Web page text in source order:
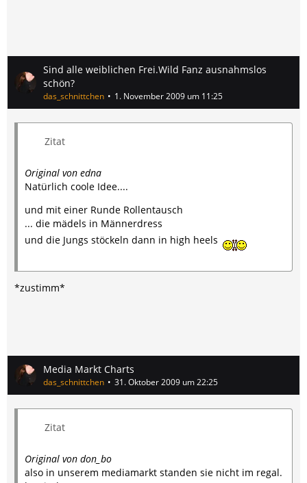
Sind alle weiblichen Frei.Wild Fanz ausnahmslos
schön?
das_schnittchen 1. November 2009 um 11:25
Zitat
Original von edna
Natürlich coole Idee....
und mit einer Runde Rollentausch
... die mädels in Männerdress
und die Jungs stöckeln dann in high heels
*zustimm*
Media Markt Charts
das_schnittchen 31. Oktober 2009 um 22:25
Zitat
Original von don_bo
also in unserem mediamarkt standen sie nicht im regal.